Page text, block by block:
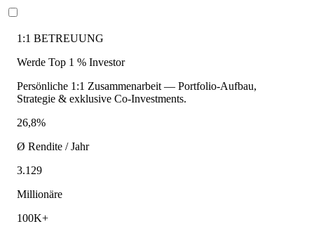
1:1 BETREUUNG
Werde Top 1 % Investor
Persönliche 1:1 Zusammenarbeit — Portfolio-Aufbau,
Strategie & exklusive Co-Investments.
26,8%
Ø Rendite / Jahr
3.129
Millionäre
100K+